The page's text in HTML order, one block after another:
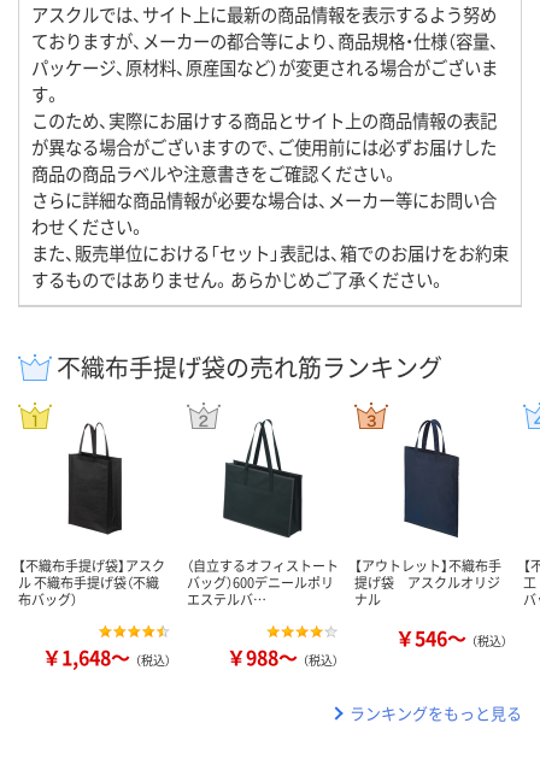
アスクルでは、サイト上に最新の商品情報を表示するよう努め
ておりますが、メーカーの都合等により、商品規格・仕様（容量、
パッケージ、原材料、原産国など）が変更される場合がございま
す。
このため、実際にお届けする商品とサイト上の商品情報の表記
が異なる場合がございますので、ご使用前には必ずお届けした
商品の商品ラベルや注意書きをご確認ください。
さらに詳細な商品情報が必要な場合は、メーカー等にお問い合
わせください。
また、販売単位における「セット」表記は、箱でのお届けをお約束
するものではありません。あらかじめご了承ください。
不織布手提げ袋の売れ筋ランキング
【不織布手提げ袋】アスク
ル 不織布手提げ袋（不織
布バッグ）
￥1,648～ （税込）
（自立するオフィストート
バッグ）600デニールポリ
エステルバ…
￥988～ （税込）
【アウトレット】不織布手
提げ袋 アスクルオリジ
ナル
￥546～ （税込）
ランキングをもっと見る